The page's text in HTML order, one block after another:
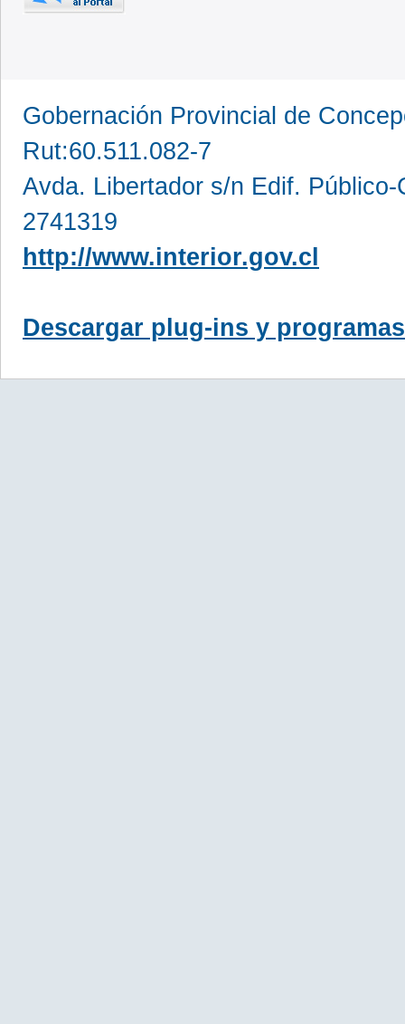
Gobernación Provincial de
Rut:60.511.082-7
Avda. Libertador s/n Edif.
2741319
http://www.interior.gov.cl
Descargar plug-ins y